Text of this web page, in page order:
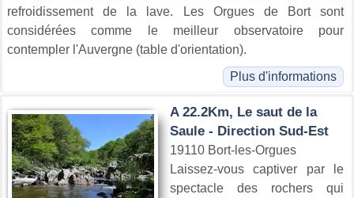
refroidissement de la lave. Les Orgues de Bort sont
considérées comme le meilleur observatoire pour
contempler l'Auvergne (table d'orientation).
Plus d'informations
A 22.2Km, Le saut de la
Saule - Direction Sud-Est
19110 Bort-les-Orgues
Laissez-vous captiver par le
spectacle des rochers qui